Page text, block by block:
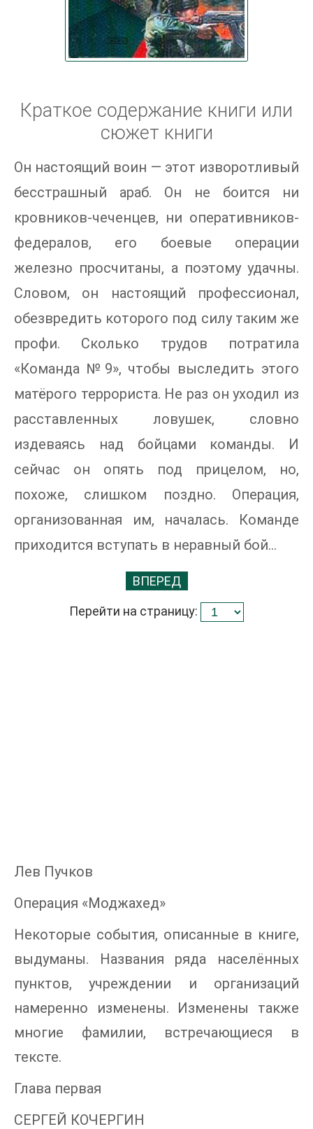
Краткое содержание книги или
сюжет книги
Он настоящий воин — этот изворотливый
бесстрашный араб. Он не боится ни
кровников-чеченцев, ни оперативников-
федералов, его боевые операции
железно просчитаны, а поэтому удачны.
Словом, он настоящий профессионал,
обезвредить которого под силу таким же
профи. Сколько трудов потратила
«Команда №9», чтобы выследить этого
матёрого террориста. Не раз он уходил из
расставленных ловушек, словно
издеваясь над бойцами команды. И
сейчас он опять под прицелом, но,
похоже, слишком поздно. Операция,
организованная им, началась. Команде
приходится вступать в неравный бой…
ВПЕРЕД
Перейти на страницу:
Лев Пучков
Операция «Моджахед»
Некоторые события, описанные в книге,
выдуманы. Названия ряда населённых
пунктов, учреждении и организаций
намеренно изменены. Изменены также
многие фамилии, встречающиеся в
тексте.
Глава первая
СЕРГЕЙ КОЧЕРГИН